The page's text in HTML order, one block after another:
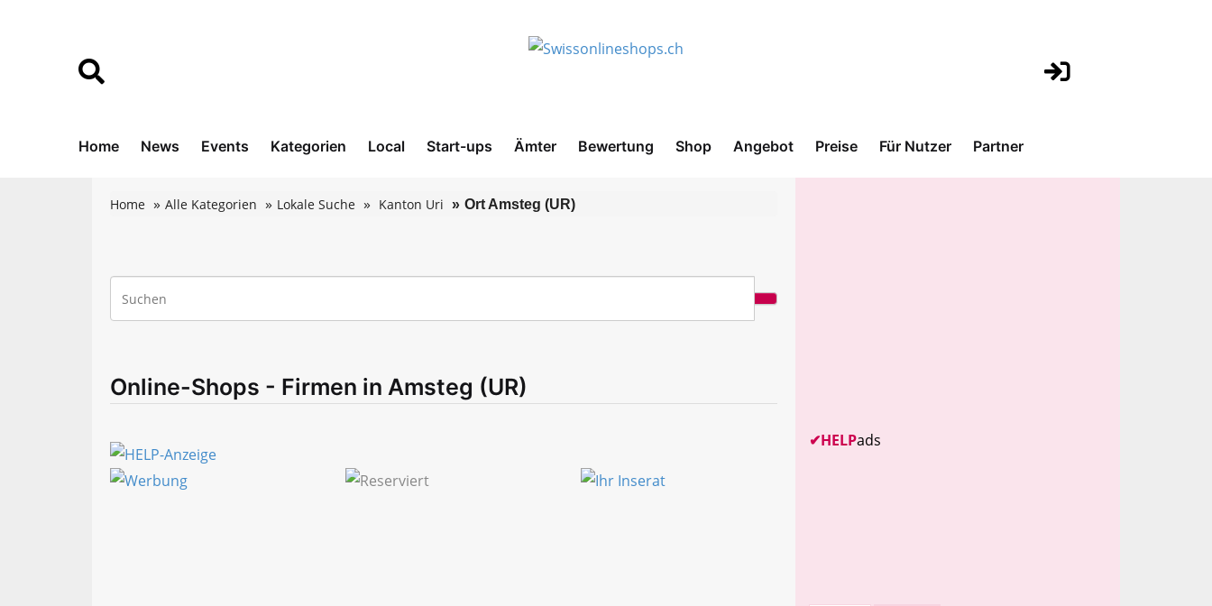
Home News Events Kategorien Local Start-ups Ämter Bewertung Shop Angebot Preise Für Nutzer Partner
Home Alle Kategorien Lokale Suche Kanton Uri Ort Amsteg (UR)
Online-Shops - Firmen in Amsteg (UR)
✔HELPads